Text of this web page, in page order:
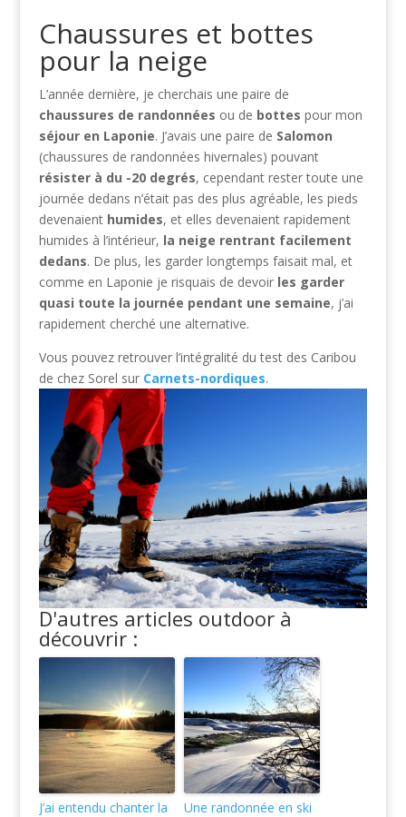
Chaussures et bottes
pour la neige
L’année dernière, je cherchais une paire de
chaussures de randonnées ou de bottes pour mon
séjour en Laponie. J’avais une paire de Salomon
(chaussures de randonnées hivernales) pouvant
résister à du -20 degrés, cependant rester toute une
journée dedans n’était pas des plus agréable, les pieds
devenaient humides, et elles devenaient rapidement
humides à l’intérieur, la neige rentrant facilement
dedans. De plus, les garder longtemps faisait mal, et
comme en Laponie je risquais de devoir les garder
quasi toute la journée pendant une semaine, j’ai
rapidement cherché une alternative.
Vous pouvez retrouver l’intégralité du test des Caribou
de chez Sorel sur Carnets-nordiques.
D'autres articles outdoor à
découvrir :
J’ai entendu chanter la
Une randonnée en ski